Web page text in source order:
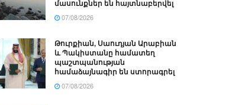
մասունքներ են հայտնաբերվել
07/08/2026
Թուրքիան, Սաուդյան Արաբիան
և Պակիստանը համատեղ
պաշտպանության
համաձայնագիր են ստորագրել
07/08/2026